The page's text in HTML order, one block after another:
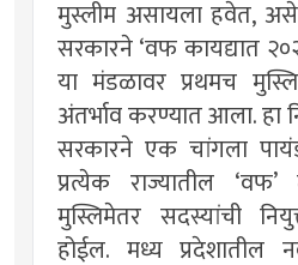
मुस्लीम असायला हवेत,
सरकारने ‘वफ कायद्यात
या मंडळावर प्रथमच
अंतर्भाव करण्यात आला. हा
सरकारने एक चांगला
प्रत्येक राज्यातील
मुस्लिमेतर सदस्यांची
होईल. मध्य प्रदेशातील